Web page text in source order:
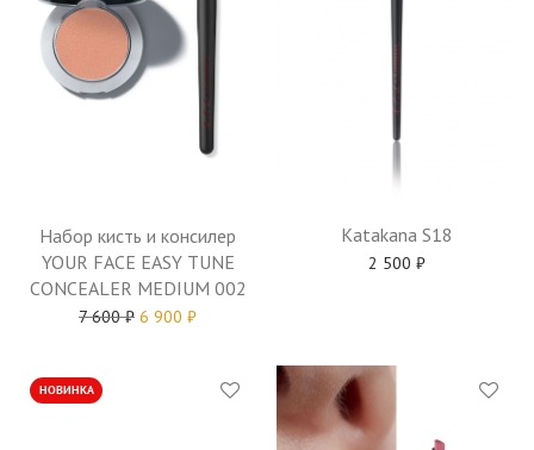
Набор кисть и консилер
YOUR FACE EASY TUNE
CONCEALER MEDIUM 002
7 600₽ 6 900 ₽
Katakana S18
2 500 ₽
НОВИНКА